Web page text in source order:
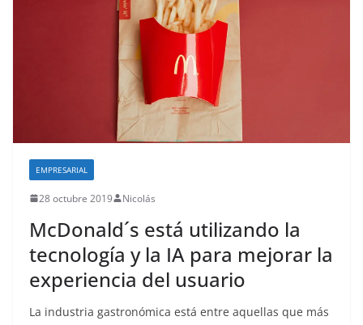
EMPRESARIAL
28 octubre 2019 Nicolás
McDonald´s está utilizando la
tecnología y la IA para mejorar la
experiencia del usuario
La industria gastronómica está entre aquellas que más